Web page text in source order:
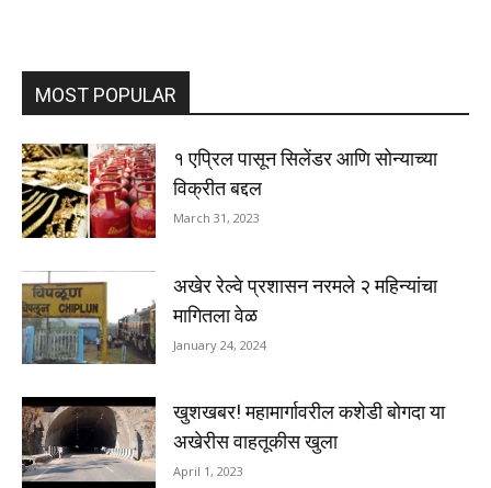
MOST POPULAR
१ एप्रिल पासून सिलेंडर आणि सोन्याच्या
विक्रीत बद्दल
March 31, 2023
अखेर रेल्वे प्रशासन नरमले २ महिन्यांचा
मागितला वेळ
January 24, 2024
खुशखबर! महामार्गावरील कशेडी बोगदा या
अखेरीस वाहतूकीस खुला
April 1, 2023